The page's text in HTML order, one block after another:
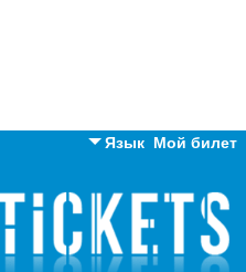
Мой билет
Язык
Английский
Русский